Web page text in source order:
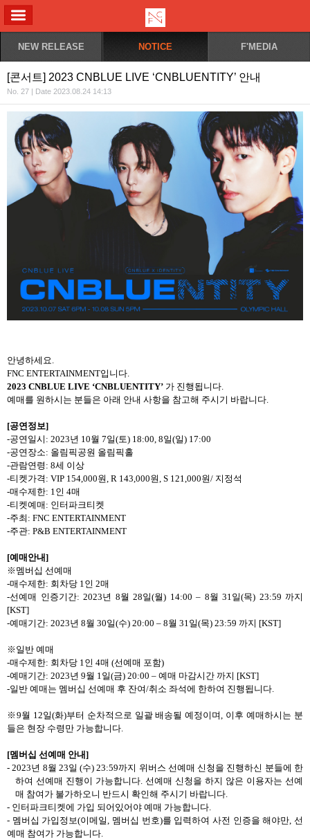
NEW RELEASE NOTICE F'MEDIA
[콘서트] 2023 CNBLUE LIVE ‘CNBLUENTITY’ 안내
No. 27 | Date 2023.08.24 14:13
안녕하세요.
FNC ENTERTAINMENT입니다.
2023 CNBLUE LIVE ‘CNBLUENTITY’ 가 진행됩니다.
예매를 원하시는 분들은 아래 안내 사항을 참고해 주시기 바랍니다.
[공연정보]
-공연일시 : 2023년 10월 7일(토) 18:00, 8일(일) 17:00
-공연장소: 올림픽공원 올림픽홀
-관람연령 : 8세 이상
-티켓가격 : VIP 154,000원, R 143,000원, S 121,000원/ 지정석
-매수제한: 1인 4매
-티켓예매 : 인터파크티켓
-주최 : FNC ENTERTAINMENT
-주관: P&B ENTERTAINMENT
[예매안내]
※멤버십 선예매
-매수제한: 회차당 1인 2매
-선예매 인증기간: 2023년 8월 28일(월) 14:00 – 8월 31일(목) 23:59 까지
[KST]
-예매기간: 2023년 8월 30일(수) 20:00 – 8월 31일(목) 23:59 까지 [KST]
※일반 예매
-매수제한: 회차당 1인 4매 (선예매 포함)
-예매기간: 2023년 9월 1일(금) 20:00 – 예매 마감시간 까지 [KST]
-일반 예매는 멤버십 선예매 후 잔여/취소 좌석에 한하여 진행됩니다.
※ 9월 12일(화)부터 순차적으로 일괄 배송될 예정이며, 이후 예매하시는 분
들은 현장 수령만 가능합니다.
[멤버십 선예매 안내]
- 2023년 8월 23일(수) 23:59까지 위버스 선예매 신청을 진행하신 분들에 한
하여 선예매 진행이 가능합니다. 선예매 신청을 하지 않은 이용자는 선예
매 참여가 불가하오니 반드시 확인해 주시기 바랍니다.
- 인터파크티켓에 가입 되어있어야 예매 가능합니다.
- 멤버십 가입정보(이메일, 멤버십 번호)를 입력하여 사전 인증을 해야만,선
예매 참여가 가능합니다.